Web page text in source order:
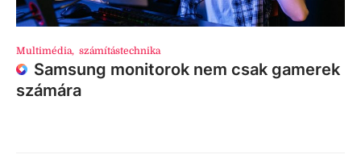
Multimédia, számítástechnika
Samsung monitorok nem csak gamerek
számára